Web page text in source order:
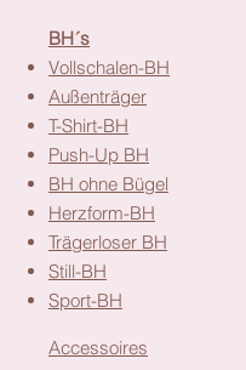
Alle Kategorien in
BH´s
Vollschalen-BH
Außenträger
T-Shirt-BH
Push-Up BH
BH ohne Bügel
Herzform-BH
Trägerloser BH
Still-BH
Sport-BH
Accessoires